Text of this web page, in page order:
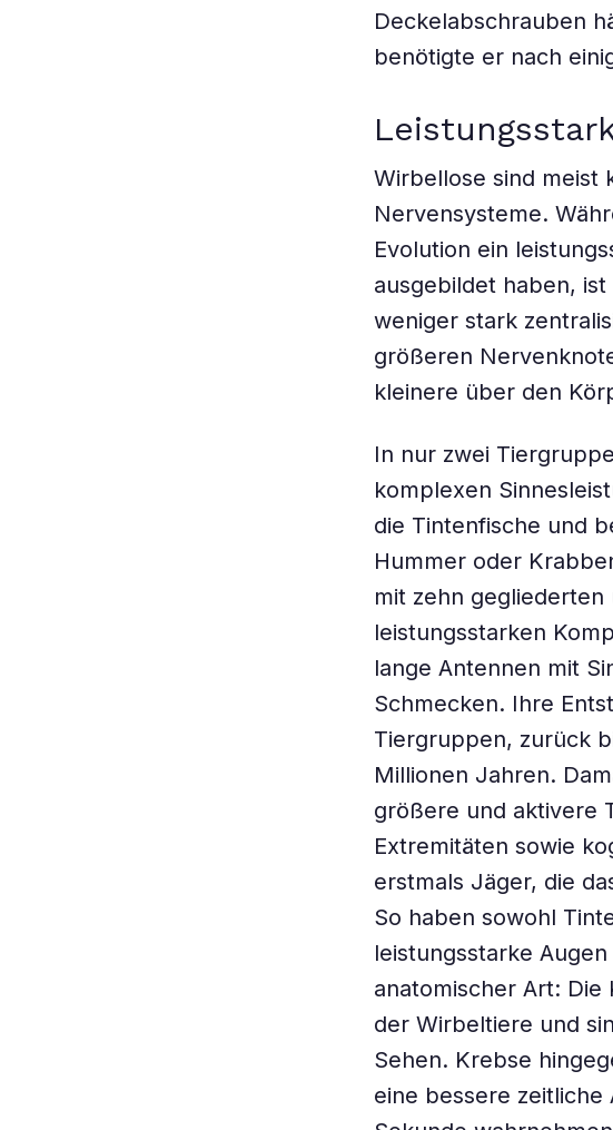
Deckelabschrauben
benötigte er nach
Wirbellose sind meist
Nervensysteme.
Evolution ein
ausgebildet haben,
weniger stark
größeren
kleinere über den
In nur zwei
komplexen
die Tintenfische und
Hummer oder
mit zehn
leistungsstarken
lange Antennen mit
Schmecken. Ihre
Tiergruppen, zurück
Millionen Jahren.
größere und aktivere
Extremitäten sowie
erstmals Jäger, die
So haben sowohl
leistungsstarke
anatomischer Art:
der Wirbeltiere und
Sehen. Krebse
eine bessere